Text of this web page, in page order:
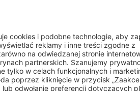
powinny spróbować
ból gardła i chrypkę znane już
a takżełagodzić stany zapalne
na kaszel, który ma